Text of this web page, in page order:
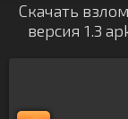
Скачать
версия 1.3